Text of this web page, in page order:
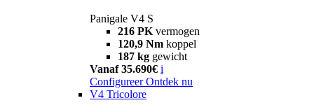
Panigale V4 S
216 PK vermogen
120,9 Nm koppel
187 kg gewicht
Vanaf 35.690€ i
Configureer Ontdek nu
V4 Tricolore